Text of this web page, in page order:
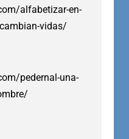
alfabetizar-en-
vidas/
pedernal-una-